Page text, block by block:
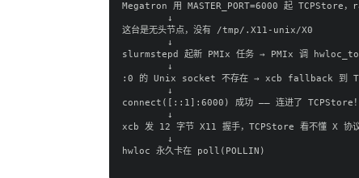
Megatron 用 MASTER_PORT=6000 起
        ↓
这台是无头节点，没有 /tmp/.X11-unix/X0
        ↓
slurmstepd 起新 PMIx 任务 → PMIx 调
        ↓
:0 的 Unix socket 不存在 → xcb fallback 到
        ↓
connect([::1]:6000) 成功 —— 连进了 TCPStore！
        ↓
xcb 发 12 字节 X11 握手，TCPStore 看不懂 X 协议
        ↓
hwloc 永久卡在 poll(POLLIN)